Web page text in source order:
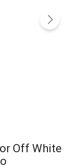
Off White